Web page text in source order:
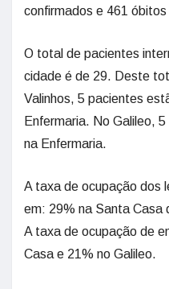
confirmados e 461
O total de pacientes
cidade é de 29. Deste
Valinhos, 5 pacientes
Enfermaria. No Galileo,
na Enfermaria.
A taxa de ocupação dos
em: 29% na Santa Casa
A taxa de ocupação de
Casa e 21% no Galileo.